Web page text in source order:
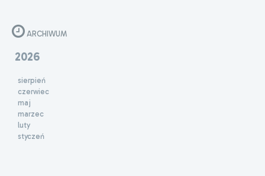
ARCHIWUM
2026
sierpień
czerwiec
maj
marzec
luty
styczeń